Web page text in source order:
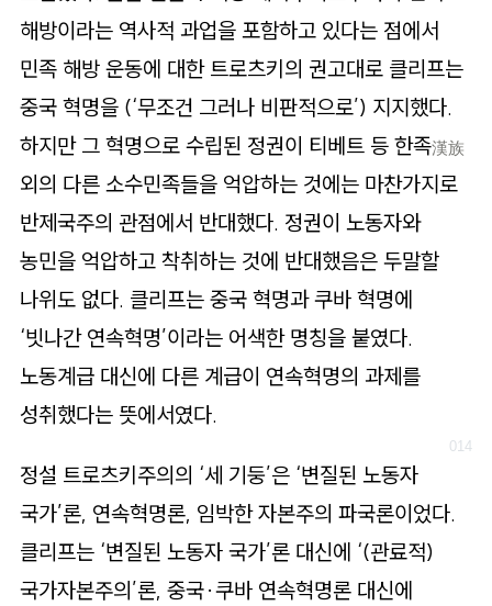
해방이라는 역사적 과업을 포함하고 있다는 점에서
민족 해방 운동에 대한 트로츠키의 권고대로 클리프는
중국 혁명을 (‘무조건 그러나 비판적으로’) 지지했다.
하지만 그 혁명으로 수립된 정권이 티베트 등 한족漢族
외의 다른 소수민족들을 억압하는 것에는 마찬가지로
반제국주의 관점에서 반대했다. 정권이 노동자와
농민을 억압하고 착취하는 것에 반대했음은 두말할
나위도 없다. 클리프는 중국 혁명과 쿠바 혁명에
‘빗나간 연속혁명’이라는 어색한 명칭을 붙였다.
노동계급 대신에 다른 계급이 연속혁명의 과제를
성취했다는 뜻에서였다.
정설 트로츠키주의의 ‘세 기둥’은 ‘변질된 노동자
국가’론, 연속혁명론, 임박한 자본주의 파국론이었다.
클리프는 ‘변질된 노동자 국가’론 대신에 ‘(관료적)
국가자본주의’론, 중국·쿠바 연속혁명론 대신에